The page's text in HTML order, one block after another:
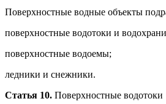
Поверхностные водные объекты
поверхностные водотоки и
поверхностные водоемы;
ледники и снежники.
Статья 10. Поверхностные водотоки